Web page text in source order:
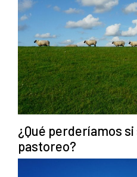
¿Qué perderíamos
pastoreo?